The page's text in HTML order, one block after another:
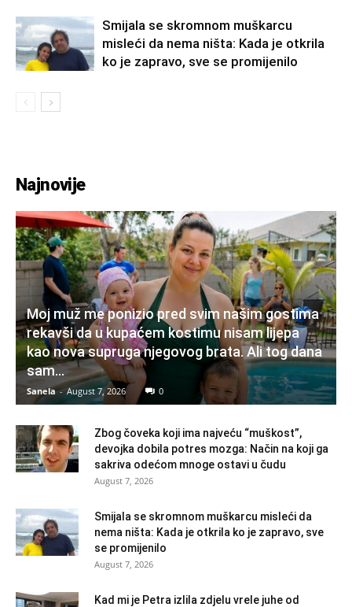
Smijala se skromnom muškarcu
misleći da nema ništa: Kada je otkrila
ko je zapravo, sve se promijenilo
Najnovije
Moj muž me ponizio pred svim našim gostima
rekavši da u kupaćem kostimu nisam lijepa
kao nova supruga njegovog brata. Ali tog dana
sam...
Sanela - August 7, 2026 0
Zbog čoveka koji ima najveću “muškost”,
devojka dobila potres mozga: Način na koji ga
sakriva odećom mnoge ostavi u čudu
August 7, 2026
Smijala se skromnom muškarcu misleći da
nema ništa: Kada je otkrila ko je zapravo, sve
se promijenilo
August 7, 2026
Kad mi je Petra izlila zdjelu vrele juhe od